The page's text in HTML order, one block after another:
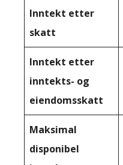
Inntekt etter
skatt
Inntekt etter
inntekts- og
eiendomsskatt
Maksimal
disponibel